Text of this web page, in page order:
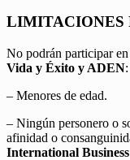
LIMITACIONES
No podrán participar
Vida y Éxito y ADEN:
– Menores de edad.
– Ningún personero o
afinidad o
International